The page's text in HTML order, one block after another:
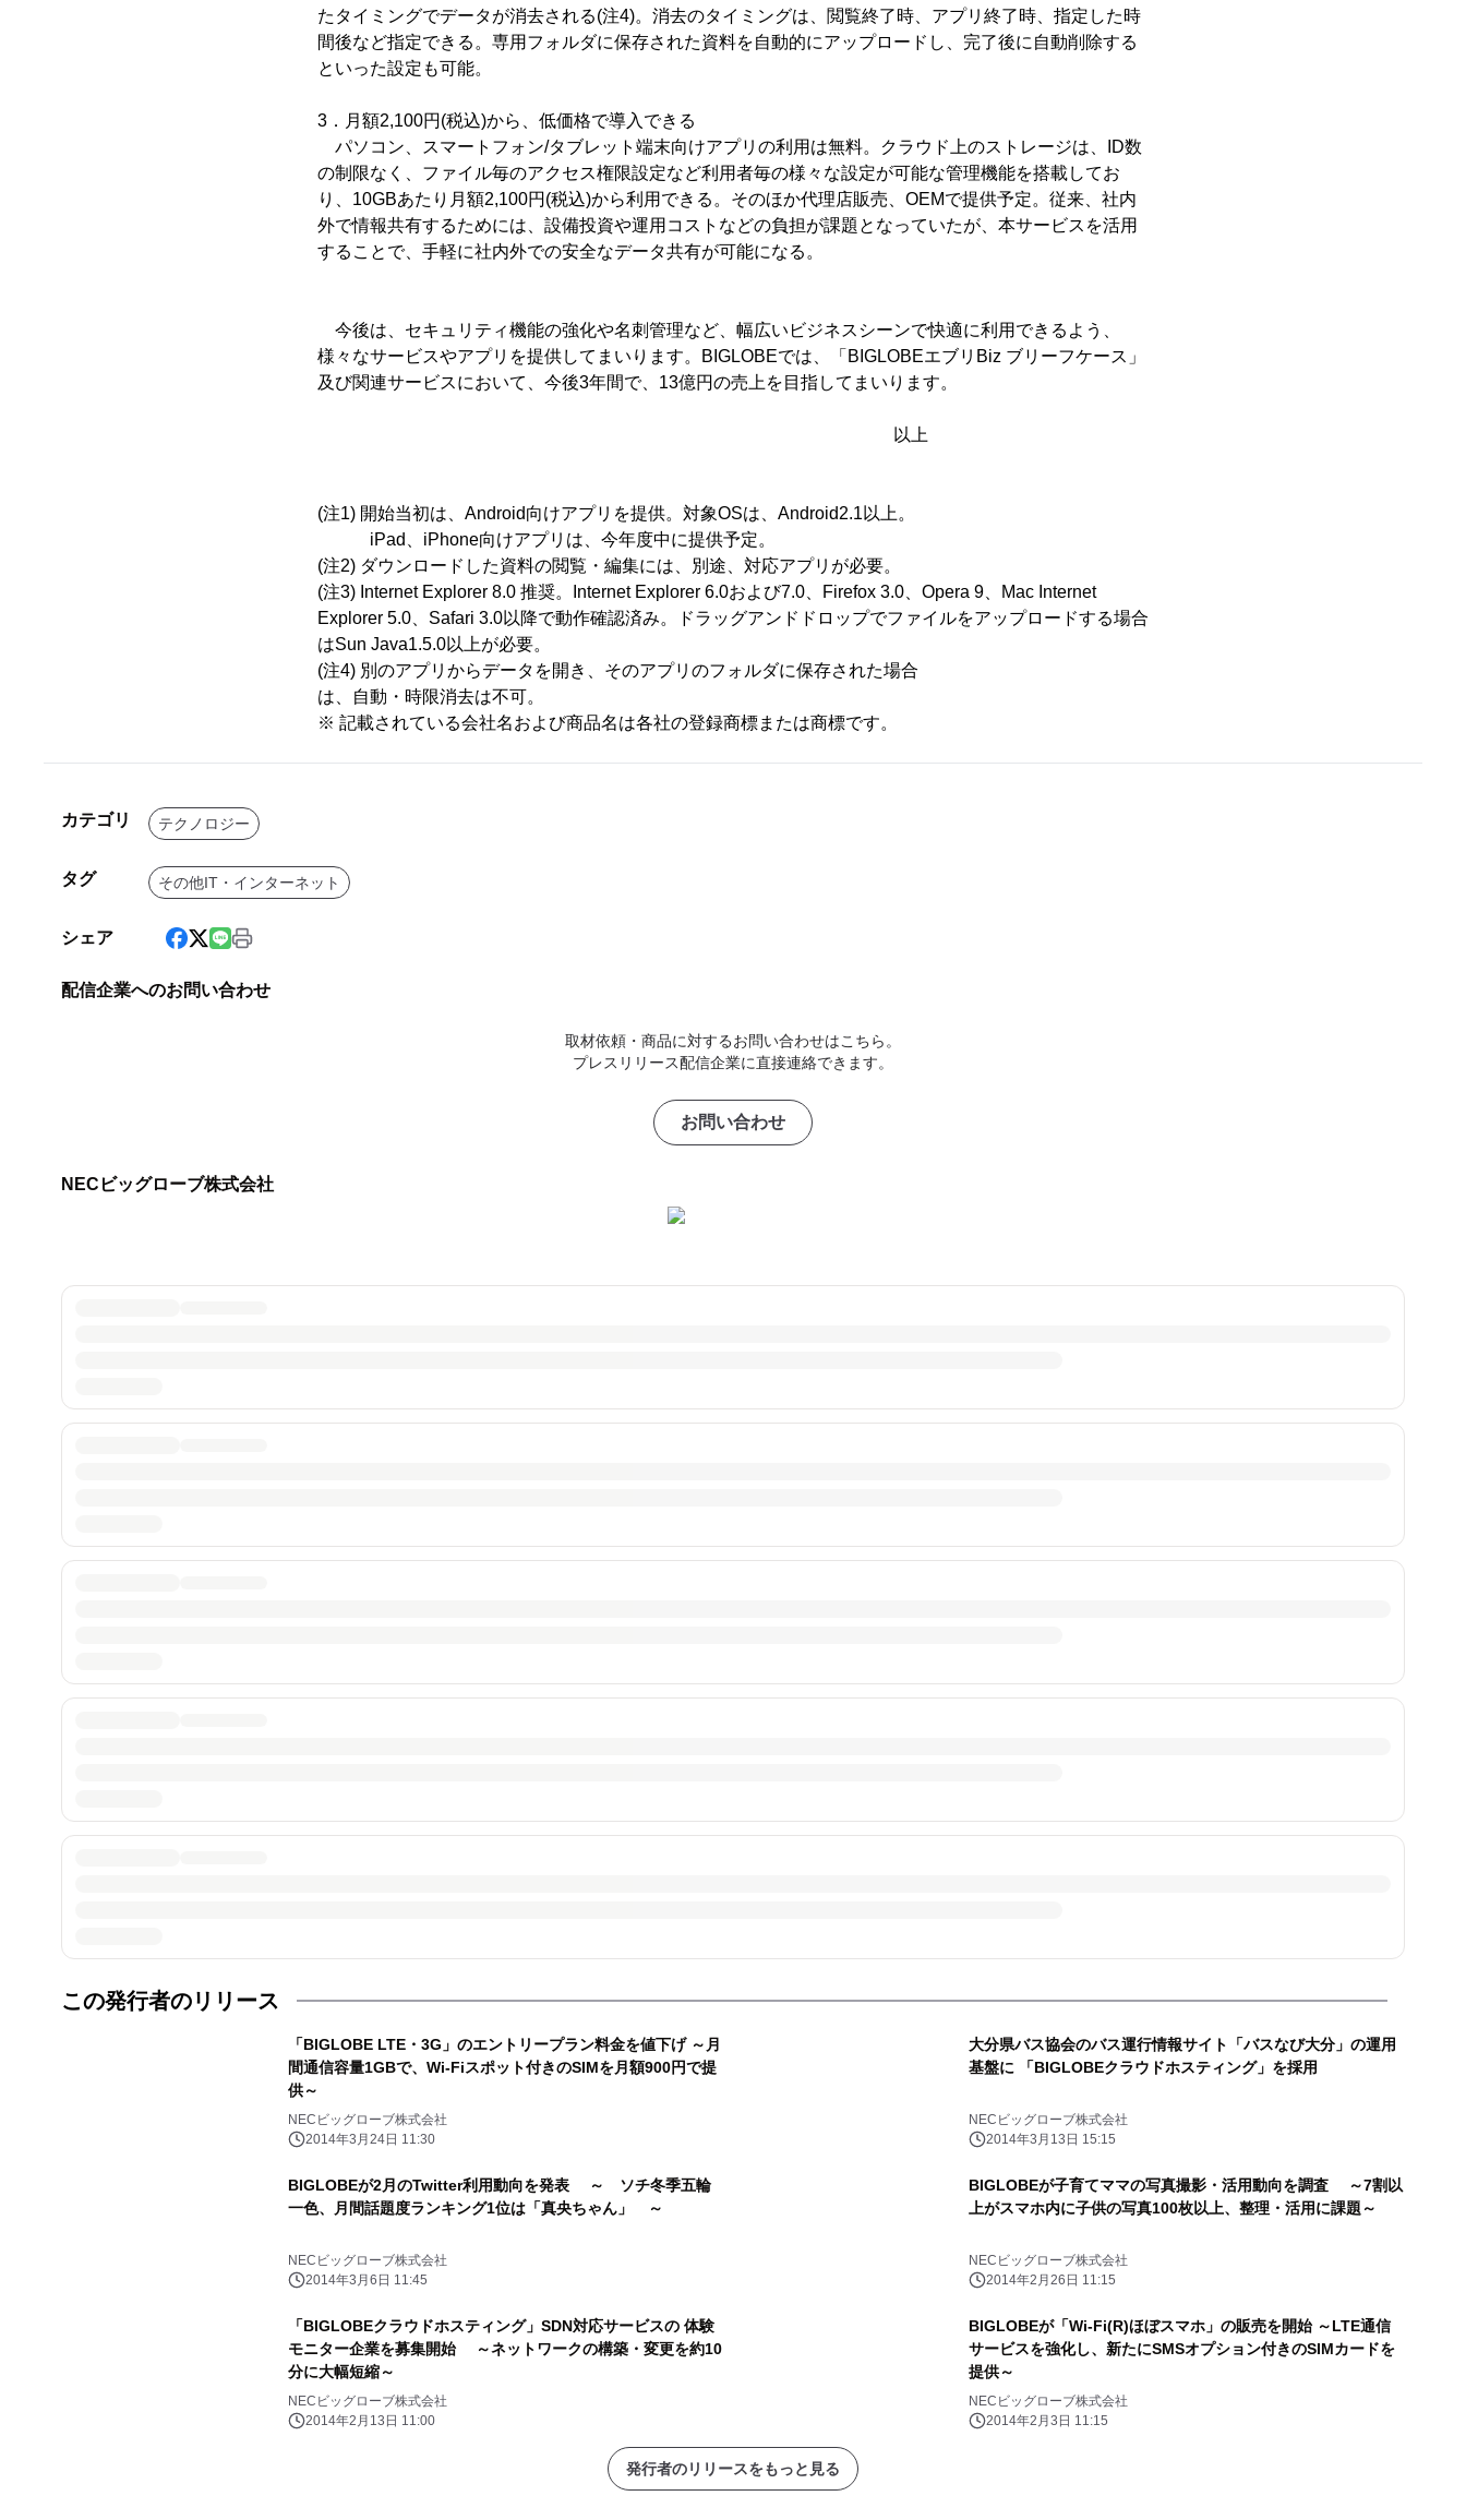
たタイミングでデータが消去される(注4)。消去のタイミングは、閲覧終了時、アプリ終了時、指定した時
間後など指定できる。専用フォルダに保存された資料を自動的にアップロードし、完了後に自動削除する
といった設定も可能。
3．月額2,100円(税込)から、低価格で導入できる
パソコン、スマートフォン/タブレット端末向けアプリの利用は無料。クラウド上のストレージは、ID数
の制限なく、ファイル毎のアクセス権限設定など利用者毎の様々な設定が可能な管理機能を搭載してお
り、10GBあたり月額2,100円(税込)から利用できる。そのほか代理店販売、OEMで提供予定。従来、社内
外で情報共有するためには、設備投資や運用コストなどの負担が課題となっていたが、本サービスを活用
することで、手軽に社内外での安全なデータ共有が可能になる。
今後は、セキュリティ機能の強化や名刺管理など、幅広いビジネスシーンで快適に利用できるよう、
様々なサービスやアプリを提供してまいります。BIGLOBEでは、「BIGLOBEエブリBiz ブリーフケース」
及び関連サービスにおいて、今後3年間で、13億円の売上を目指してまいります。
以上
(注1) 開始当初は、Android向けアプリを提供。対象OSは、Android2.1以上。
iPad、iPhone向けアプリは、今年度中に提供予定。
(注2) ダウンロードした資料の閲覧・編集には、別途、対応アプリが必要。
(注3) Internet Explorer 8.0 推奨。Internet Explorer 6.0および7.0、Firefox 3.0、Opera 9、Mac Internet
Explorer 5.0、Safari 3.0以降で動作確認済み。ドラッグアンドドロップでファイルをアップロードする場合
はSun Java1.5.0以上が必要。
(注4) 別のアプリからデータを開き、そのアプリのフォルダに保存された場合
は、自動・時限消去は不可。
※ 記載されている会社名および商品名は各社の登録商標または商標です。
カテゴリ テクノロジー
タグ その他IT・インターネット
シェア
配信企業へのお問い合わせ
取材依頼・商品に対するお問い合わせはこちら。
プレスリリース配信企業に直接連絡できます。
お問い合わせ
NECビッグローブ株式会社
この発行者のリリース
「BIGLOBE LTE・3G」のエントリープラン料金を値下げ ～月
間通信容量1GBで、Wi-Fiスポット付きのSIMを月額900円で提
供～
NECビッグローブ株式会社
2014年3月24日 11:30
大分県バス協会のバス運行情報サイト「バスなび大分」の運用
基盤に 「BIGLOBEクラウドホスティング」を採用
NECビッグローブ株式会社
2014年3月13日 15:15
BIGLOBEが2月のTwitter利用動向を発表 ～ ソチ冬季五輪
一色、月間話題度ランキング1位は「真央ちゃん」 ～
NECビッグローブ株式会社
2014年3月6日 11:45
BIGLOBEが子育てママの写真撮影・活用動向を調査 ～7割以
上がスマホ内に子供の写真100枚以上、整理・活用に課題～
NECビッグローブ株式会社
2014年2月26日 11:15
「BIGLOBEクラウドホスティング」SDN対応サービスの 体験
モニター企業を募集開始 ～ネットワークの構築・変更を約10
分に大幅短縮～
NECビッグローブ株式会社
2014年2月13日 11:00
BIGLOBEが「Wi-Fi(R)ほぼスマホ」の販売を開始 ～LTE通信
サービスを強化し、新たにSMSオプション付きのSIMカードを
提供～
NECビッグローブ株式会社
2014年2月3日 11:15
発行者のリリースをもっと見る